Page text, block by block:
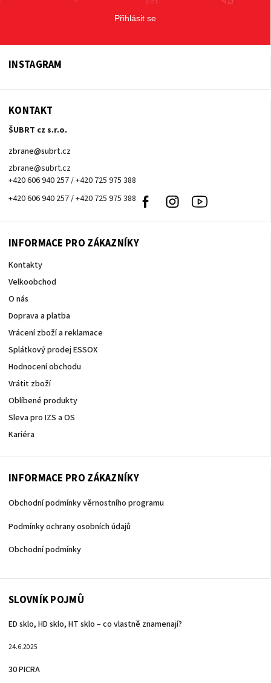
Přihlásit se
INSTAGRAM
KONTAKT
ŠUBRT cz s.r.o.
zbrane@subrt.cz
zbrane@subrt.cz
+420 606 940 257 / +420 725 975 388
+420 606 940 257 / +420 725 975 388
Facebook Instagram
INFORMACE PRO ZÁKAZNÍKY
Kontakty
Velkoobchod
O nás
Doprava a platba
Vrácení zboží a reklamace
Splátkový prodej ESSOX
Hodnocení obchodu
Vrátit zboží
Oblíbené produkty
Sleva pro IZS a OS
Kariéra
INFORMACE PRO ZÁKAZNÍKY
Obchodní podmínky věrnostního programu
Podmínky ochrany osobních údajů
Obchodní podmínky
SLOVNÍK POJMŮ
ED sklo, HD sklo, HT sklo – co vlastně znamenají?
24.6.2025
30 PICRA